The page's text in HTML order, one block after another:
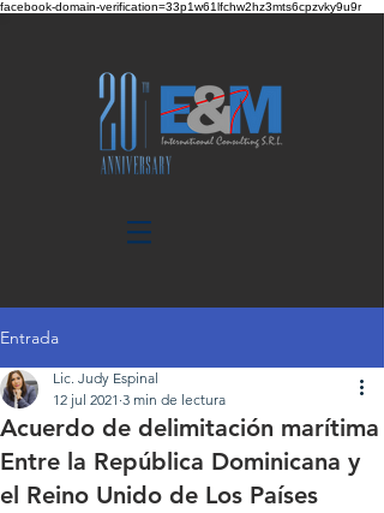
facebook-domain-verification=33p1w61lfchw2hz3mts6cpzvky9u9r
Entrada
Acuerdo de delimitación marítima
Entre la República Dominicana y
el Reino Unido de Los Países
Lic. Judy Espinal
12 jul 2021 3 min de lectura